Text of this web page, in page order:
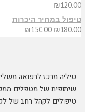
₪120.00
טיפול במחיר היכרות
₪180.00
₪150.00
טיליה מרכז לרפואה
שיתופית של מטפלים
טיפולים לקהל רחב של